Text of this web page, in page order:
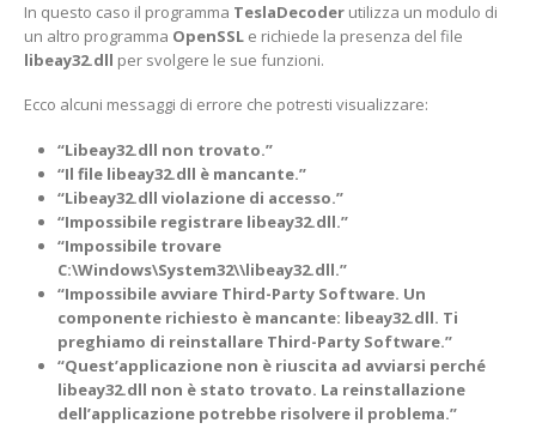
In questo caso il programma TeslaDecoder utilizza un modulo di
un altro programma OpenSSL e richiede la presenza del file
libeay32.dll per svolgere le sue funzioni.
Ecco alcuni messaggi di errore che potresti visualizzare:
“Libeay32.dll non trovato.”
“Il file libeay32.dll è mancante.”
“Libeay32.dll violazione di accesso.”
“Impossibile registrare libeay32.dll.”
“Impossibile trovare
C:\Windows\System32\\libeay32.dll.”
“Impossibile avviare Third-Party Software. Un
componente richiesto è mancante: libeay32.dll. Ti
preghiamo di reinstallare Third-Party Software.”
“Quest’applicazione non è riuscita ad avviarsi perché
libeay32.dll non è stato trovato. La reinstallazione
dell’applicazione potrebbe risolvere il problema.”